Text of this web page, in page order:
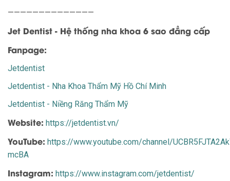
——————————————
Jet Dentist - Hệ thống nha khoa 6 sao đẳng cấp
Fanpage:
Jetdentist
Jetdentist - Nha Khoa Thẩm Mỹ Hồ Chí Minh
Jetdentist - Niềng Răng Thẩm Mỹ
Website: https://jetdentist.vn/
YouTube: https://www.youtube.com/channel/
mcBA
Instagram: https://www.instagram.com/jetdentist/